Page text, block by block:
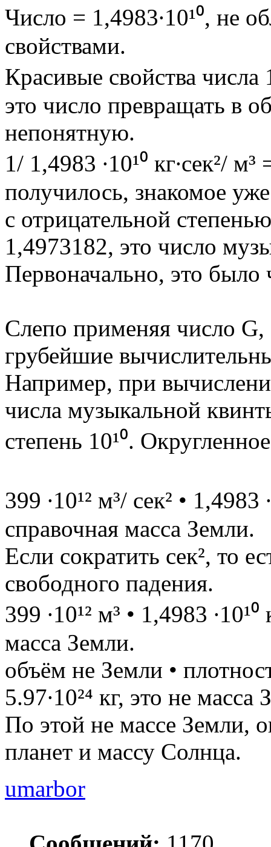
Число = 1,4983∙10¹⁰, не
свойствами.
Красивые свойства числа
это число превращать в
непонятную.
1/ 1,4983 ∙10¹⁰ кг∙сек²/ м³
получилось, знакомое
с отрицательной
1,4973182, это число
Первоначально, это было
Слепо применяя число
грубейшие
Например, при
числа музыкальной
степень 10¹⁰.
399 ∙10¹² м³/ сек² • 1,4983
справочная масса Земли.
Если сократить сек², то
свободного падения.
399 ∙10¹² м³ • 1,4983
масса Земли.
объём не Земли •
5.97∙10²⁴ кг, это не масса
По этой не массе Земли,
планет и массу Солнца.
umarbor